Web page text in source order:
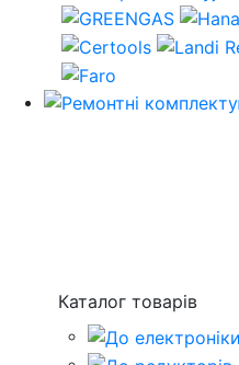
Каталог товарів